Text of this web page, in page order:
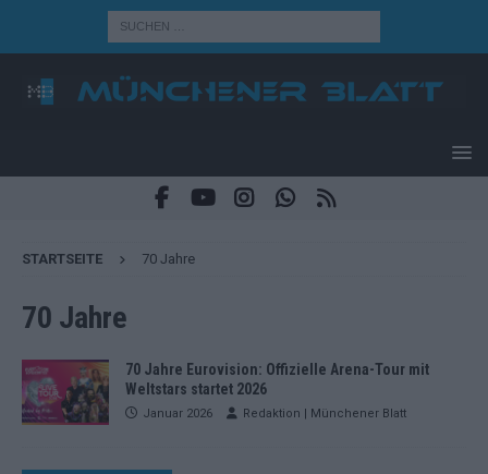
STARTSEITE 70 Jahre
70 Jahre
70 Jahre Eurovision: Offizielle Arena-Tour mit
Weltstars startet 2026
Januar 2026 Redaktion | Münchener Blatt